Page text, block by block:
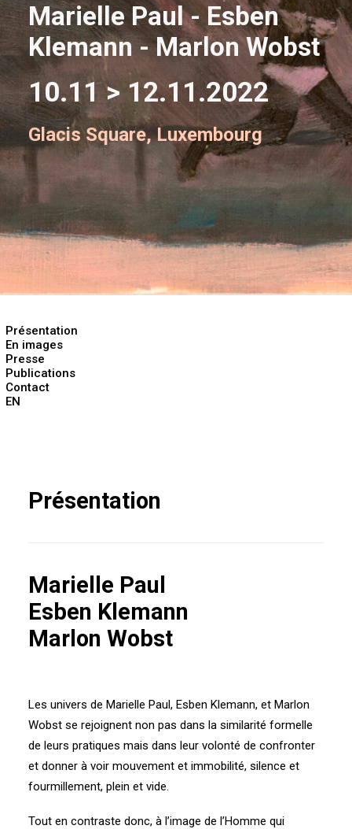
Marielle Paul - Esben
Klemann - Marlon Wobst
10.11 > 12.11.2022
Glacis Square, Luxembourg
Présentation
En images
Presse
Publications
Contact
EN
Présentation
Marielle Paul
Esben Klemann
Marlon Wobst
Les univers de Marielle Paul, Esben Klemann, et Marlon
Wobst se rejoignent non pas dans la similarité formelle
de leurs pratiques mais dans leur volonté de confronter
et donner à voir mouvement et immobilité, silence et
fourmillement, plein et vide.
Tout en contraste donc, à l’image de l’Homme qui